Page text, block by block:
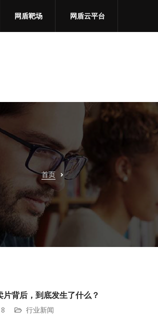
网盾靶场 网盾云平台
首页
片背后，到底发生了什么？
行业新闻